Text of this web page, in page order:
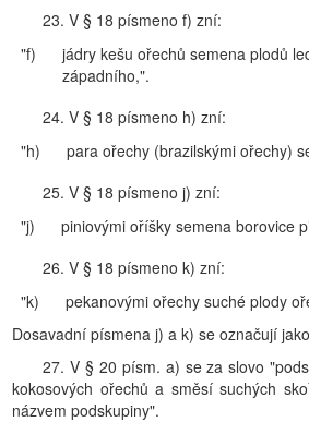
23. V § 18 písmeno f) zní:
"f)
jádry kešu ořechů semena plodů
západního,".
24. V § 18 písmeno h) zní:
"h)
para ořechy (brazilskými ořechy)
25. V § 18 písmeno j) zní:
"j)
piniovými oříšky semena borovice
26. V § 18 písmeno k) zní:
"k)
pekanovými ořechy suché plody
Dosavadní písmena j) a k) se označují
27. V § 20 písm. a) se za slovo
kokosových ořechů a směsí suchých
názvem podskupiny".